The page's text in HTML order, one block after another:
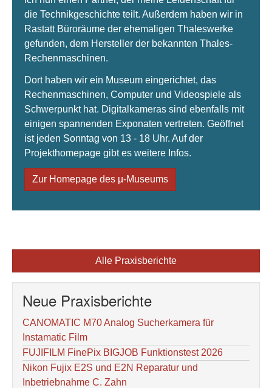
die Technikgeschichte teilt. Außerdem haben wir in
Rastatt Büroräume der ehemaligen Thaleswerke
gefunden, dem Hersteller der bekannten Thales-
Rechenmaschinen.
Dort haben wir ein Museum eingerichtet, das
Rechenmaschinen, Computer und Videospiele als
Schwerpunkt hat. Digitalkameras sind ebenfalls mit
einigen spannenden Exponaten vertreten. Geöffnet
ist jeden Sonntag von 13 - 18 Uhr. Auf der
Projekthomepage gibt es weitere Infos.
Zur Homepage des µ-Museums
Alle Praxisberichte
Neue Praxisberichte
CANOMATIC M70 Analog Sucherkamera für
Instamatic Film
FUJIFILM FinePix BIGJOB Funktionstest 2026
Nikon Fujix E2S und E2N Reparatur und
Inbetriebnahme C. Zahn